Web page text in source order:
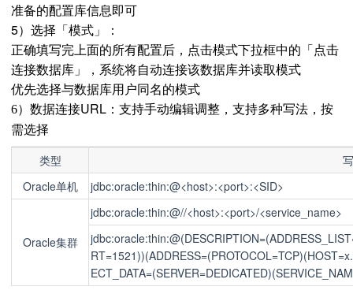
准备的配置库信息即可
5）选择「模式」：
正确填写完上面的所有配置后，点击模式下拉框中的「点击
连接数据库」，系统将自动连接该数据库并读取模式
优先选择与数据库用户同名的模式
6）数据连接URL：支持手动编辑调整，支持多种写法，按
需选择
类型
Oracle单机
jdbc:oracle:thin:@<host>:<port>:<SID>
Oracle集群
jdbc:oracle:thin:@//<host>:<port>/<service_name>